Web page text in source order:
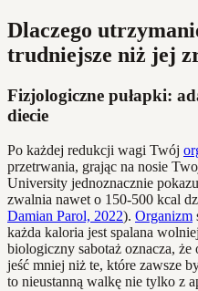
Dlaczego
trudniejsze niż jej
Fizjologiczne pułapki:
diecie
Po każdej redukcji wagi Twój
przetrwania, grając na nosie
University jednoznacznie
zwalnia nawet o 150-500 kcal
Damian Parol, 2022). Organizm
każda kaloria jest spalana
biologiczny sabotaż oznacza, że
jeść mniej niż te, które zawsze
to nieustanną walkę nie tylko z